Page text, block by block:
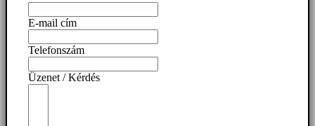
E-mail cím
Telefonszám
Üzenet / Kérdés